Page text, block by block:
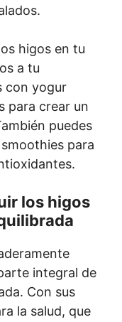
higos en tu
a tu
con yogur
para crear un
puedes
para
los higos
integral de
Con sus
la salud, que